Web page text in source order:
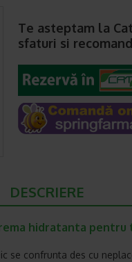
Te asteptam la
sfaturi si
DESCRIERE
hidratanta pentru
se confrunta des cu